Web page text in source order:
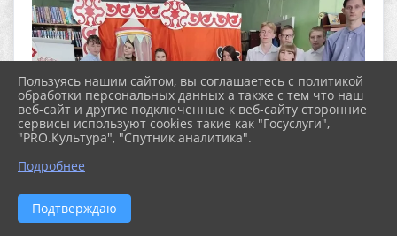
Пользуясь нашим сайтом, вы соглашаетесь с политикой
обработки персональных данных а также с тем что наш
веб-сайт и другие подключенные к веб-сайту сторонние
сервисы используют cookies такие как "Госуслуги",
"PRO.Культура", "Спутник аналитика".
Подробнее
Подтверждаю